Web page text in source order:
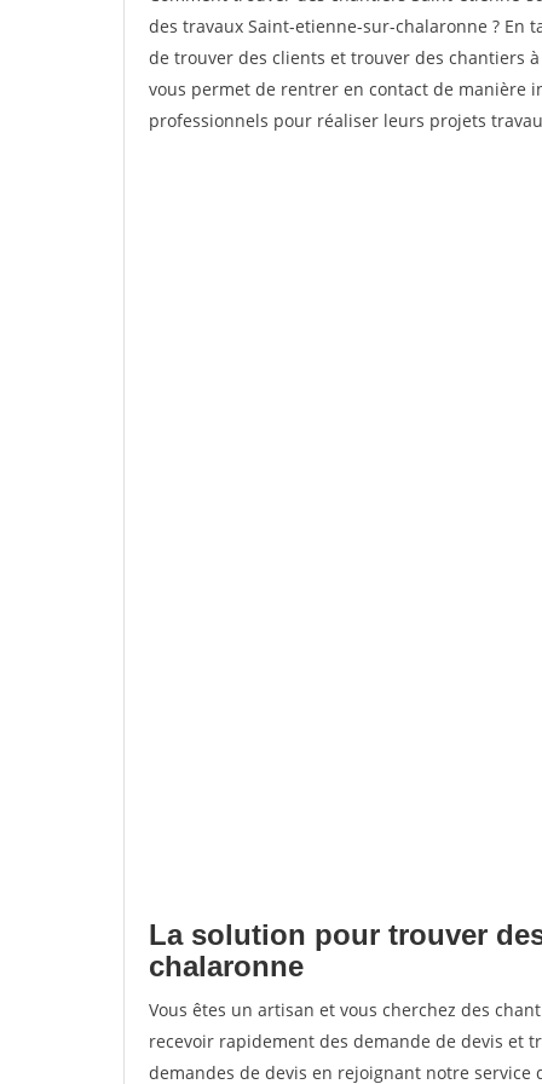
des travaux Saint-etienne-sur-chalaronne ?
de trouver des clients et trouver des chantiers
vous permet de rentrer en contact de manière
professionnels pour réaliser leurs projets
La solution pour trouver
chalaronne
Vous êtes un artisan et vous cherchez des
recevoir rapidement des demande de devis et
demandes de devis en rejoignant notre